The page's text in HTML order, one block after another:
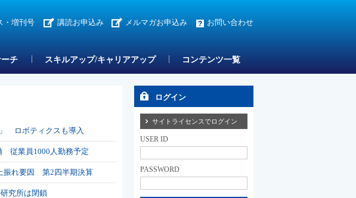
・増刊号 講読お申込み メルマガお申込み お問い合わせ
ーチ スキルアップ/キャリアアップ コンテンツ一覧
ロボティクスも導入
従業員1000人勤務予定
振れ要因 第2四半期決算
究所は閉鎖
ログイン
サイトライセンスでログイン
USER ID
PASSWORD